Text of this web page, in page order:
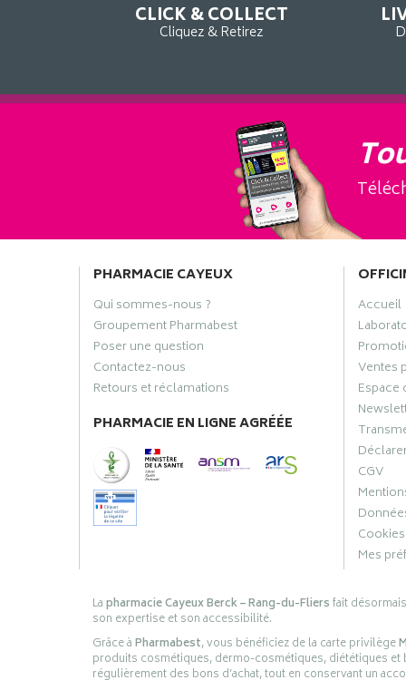
CLICK & COLLECT
Cliquez & Retirez
PHARMACIE CAYEUX
Qui sommes-nous ?
Groupement Pharmabest
Poser une question
Contactez-nous
Retours et réclamations
PHARMACIE EN LIGNE AGRÉÉE
Accueil
Ventes
Espace
CGV
Cookies
Mes
Lapharmacie Cayeux Berck – Rang-du-Fliersfait
son expertise et son accessibilité.
Grâce àPharmabest, vous bénéficiez de la carte privilège
produits cosmétiques, dermo-cosmétiques, diététiques
régulièrement des bons d’achat, tout en conservant un